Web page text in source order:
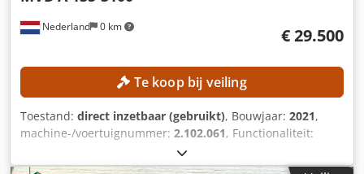
Nederland 0 km € 29.500
Te koop bij veiling
Toestand: direct inzetbaar (gebruikt), Bouwjaar: 2021,
machine-/voertuignummer: 2.102.061, Functionaliteit:
, perskracht:
mm, keeltdiepte:410 mm, controller model:Cybelec